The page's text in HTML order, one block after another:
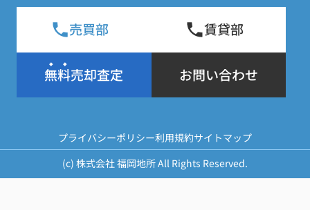
売買部 賃貸部
無料売却査定 お問い合わせ
プライバシーポリシー利用規約サイトマップ
(c) 株式会社 福岡地所 All Rights Reserved.